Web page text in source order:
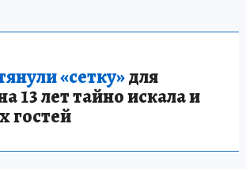
«сетку»для
13 лет тайно искала и
гостей